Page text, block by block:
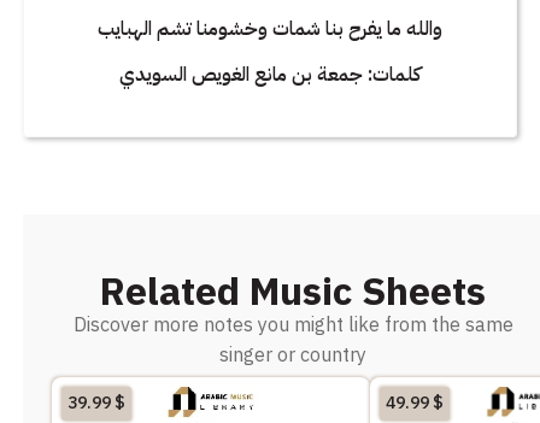
والله ما يفرح بنا شمات وخشومنا تشم الهبايب
كلمات: جمعة بن مانع الغويص السويدي
Related Music Sheets
Discover more notes you might like from the same
singer or country
39.99$ 49.99$